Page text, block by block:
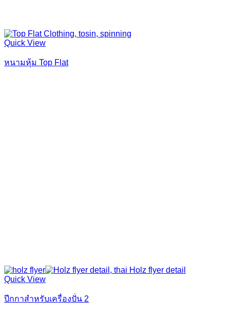
Quick View
หนามหุ้ม Top Flat
Quick View
ปีกกาสำหรับเครื่องปั่น 2